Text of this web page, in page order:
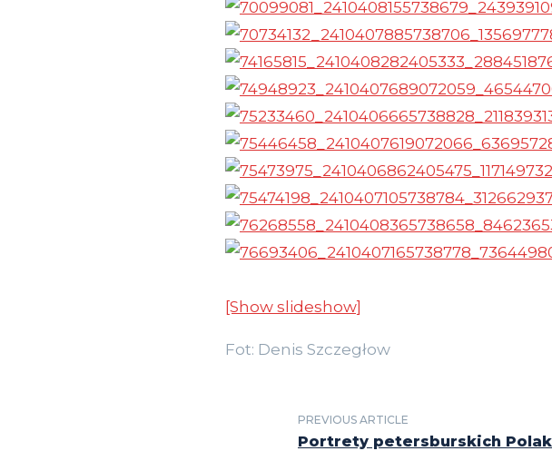
[Show slideshow]
Fot: Denis Szczegłow
PREVIOUS ARTICLE
Portrety petersburskich